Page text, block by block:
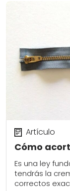
Cómo
Artículo
Es una ley
tendrás la
correctos